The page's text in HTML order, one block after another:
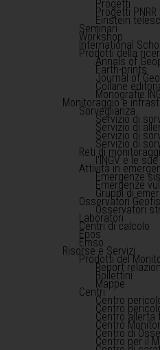
Progetti
Progetti PNRR
Einstein
Seminari
Workshop
International
Prodotti della
Annals of
Earth-prints
Journal of
Collane
Monografie
Monitoraggio e
Sorveglianza
Servizio di
Servizio di
Servizio di
Servizio di
Reti di
l'INGV e le
Attività in
Emergenze
Emergenze
Gruppi di
Osservatori
Osservatori
Laboratori
Centri di calcolo
Epos
Emso
Risorse e Servizi
Prodotti del
Report
Bollettini
Mappe
Centri
Centro
Centro
Centro allerta
Centro
Centro di
Centro per il